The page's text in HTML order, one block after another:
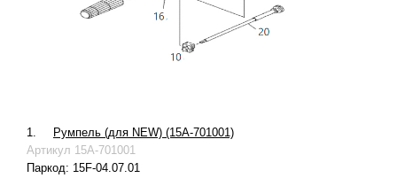
1.
Румпель (для NEW) (15A-701001)
Артикул 15A-701001
Паркод: 15F-04.07.01